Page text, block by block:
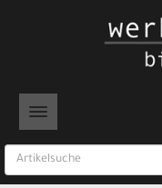
TOGGLE NAVIGATION